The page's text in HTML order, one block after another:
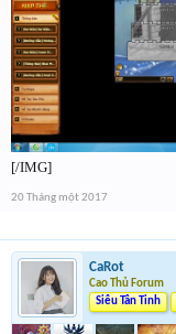
[/IMG]
20 Tháng một 2017
CaRot
Cao Thủ Forum
Siêu Tân Tinh